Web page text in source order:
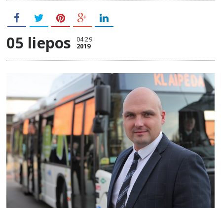
05 liepos 04:29
2019